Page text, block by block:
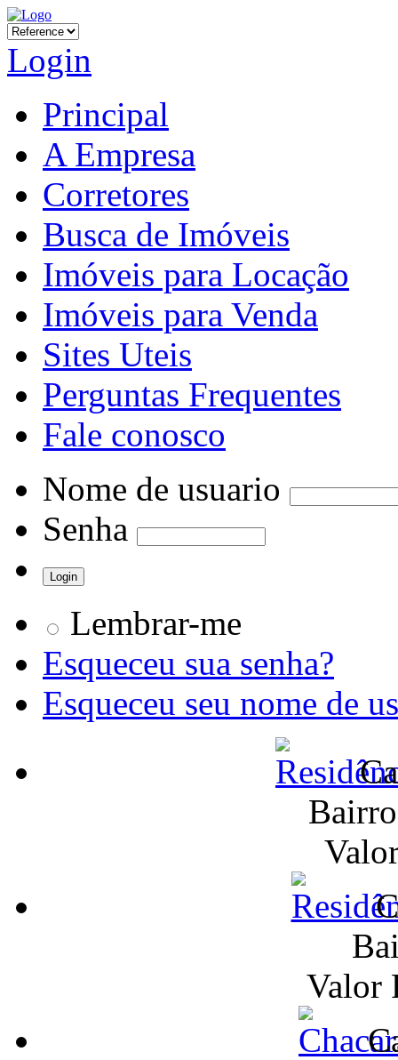
Login
Principal
A Empresa
Corretores
Busca de Imóveis
Imóveis para Locação
Imóveis para Venda
Sites Uteis
Perguntas Frequentes
Fale conosco
Nome de usuario
Senha
Lembrar-me
Esqueceu sua senha?
Esqueceu seu nome de
Valor